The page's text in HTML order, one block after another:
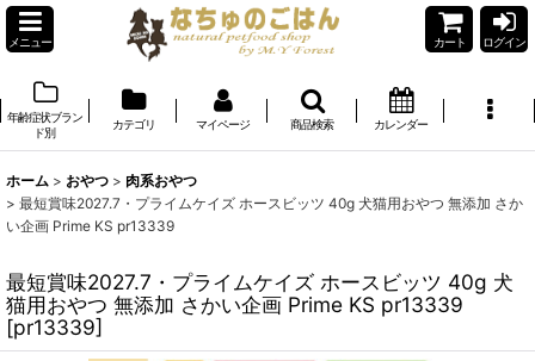
メニュー カート ログイン
年齢症状ブラン
ド別
カテゴリ マイページ 商品検索 カレンダー
ホーム > おやつ > 肉系おやつ
> 最短賞味2027.7・プライムケイズ ホースビッツ 40g 犬猫用おやつ 無添加 さか
い企画 Prime KS pr13339
最短賞味2027.7・プライムケイズ ホースビッツ 40g 犬
猫用おやつ 無添加 さかい企画 Prime KS pr13339
[pr13339]